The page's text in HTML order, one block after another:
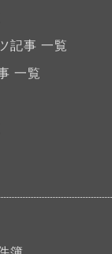
記事 一覧
一覧